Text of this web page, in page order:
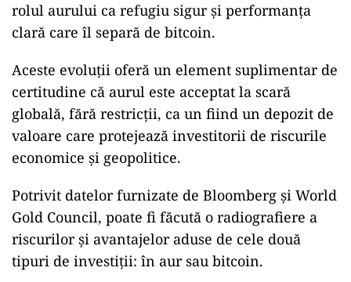
rolul aurului ca refugiu sigur și performanța
clară care îl separă de bitcoin.
Aceste evoluții oferă un element suplimentar de
certitudine că aurul este acceptat la scară
globală, fără restricții, ca un fiind un depozit de
valoare care protejează investitorii de riscurile
economice și geopolitice.
Potrivit datelor furnizate de Bloomberg și World
Gold Council, poate fi făcută o radiografiere a
riscurilor și avantajelor aduse de cele două
tipuri de investiții: în aur sau bitcoin.